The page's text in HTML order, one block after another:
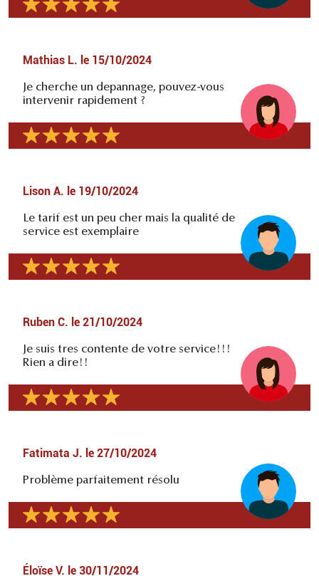
Mathias L. le 15/10/2024
Je cherche un depannage, pouvez-vous
intervenir rapidement ?
Lison A. le 19/10/2024
Le tarif est un peu cher mais la qualité de
service est exemplaire
Ruben C. le 21/10/2024
Je suis tres contente de votre service!!!
Rien a dire!!
Fatimata J. le 27/10/2024
Problème parfaitement résolu
Éloïse V. le 30/11/2024